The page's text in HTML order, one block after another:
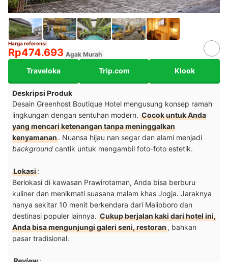
Sumber:traveloka.com
Harga referensi
Rp474.693 Agak Murah
Traveloka Trip.com Klook
Deskripsi Produk
Desain Greenhost Boutique Hotel mengusung konsep ramah
lingkungan dengan sentuhan modern. Cocok untuk Anda
yang mencari ketenangan tanpa meninggalkan
kenyamanan. Nuansa hijau nan segar dan alami menjadi
background cantik untuk mengambil foto-foto estetik.
Lokasi:
Berlokasi di kawasan Prawirotaman, Anda bisa berburu
kuliner dan menikmati suasana malam khas Jogja. Jaraknya
hanya sekitar 10 menit berkendara dari Malioboro dan
destinasi populer lainnya. Cukup berjalan kaki dari hotel ini,
Anda bisa mengunjungi galeri seni, restoran, bahkan
pasar tradisional.